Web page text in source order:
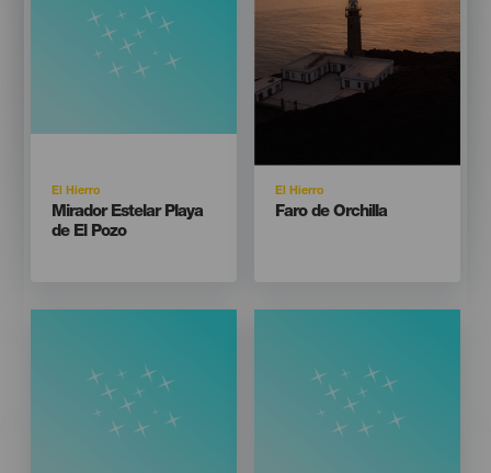
Isla
El Hierro
Titular
Mirador Estelar Playa
de El Pozo
Isla
El Hierro
Titular
Faro de Orchilla